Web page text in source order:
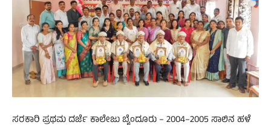
ಸರಕಾರಿ ಪ್ರಥಮ ದರ್ಜೆ ಕಾಲೇಜು ಬೈಂದೂರು – 2004–2005 ಸಾಲಿನ ಹಳೆ